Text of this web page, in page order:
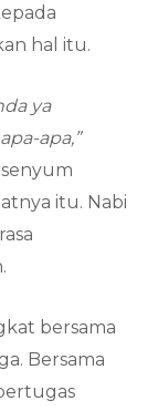
hal itu.
ya
apa,”
itu. Nabi
bersama
Bersama